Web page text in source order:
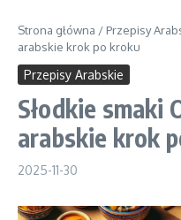
Strona główna / Przepisy
arabskie krok po kroku
Przepisy Arabskie
Słodkie smaki
arabskie krok
2025-11-30